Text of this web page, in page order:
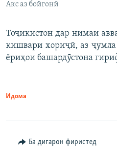
Акс аз бойгонӣ
Тоҷикистон дар нимаи
кишвари хориҷӣ, аз
ёриҳои башардӯстона
Идома
Ба дигарон фиристед